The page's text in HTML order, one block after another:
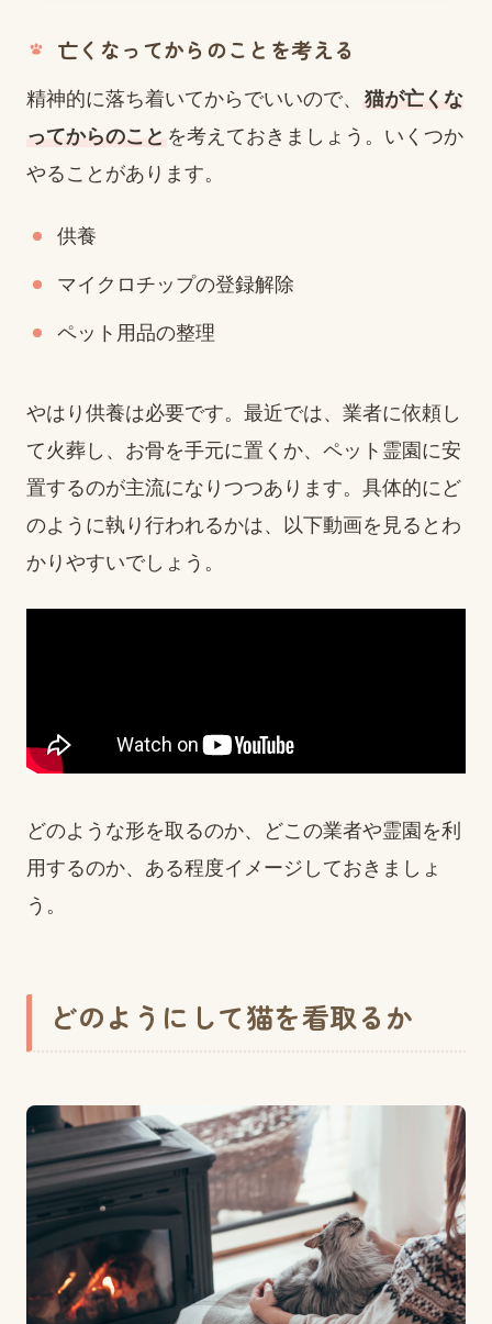
亡くなってからのことを考える
精神的に落ち着いてからでいいので、 猫が亡くな
ってからのこと を考えておきましょう。いくつか
やることがあります。
供養
マイクロチップの登録解除
ペット用品の整理
やはり供養は必要です。最近では、業者に依頼し
て火葬し、お骨を手元に置くか、ペット霊園に安
置するのが主流になりつつあります。具体的にど
のように執り行われるかは、以下動画を見るとわ
かりやすいでしょう。
どのような形を取るのか、どこの業者や霊園を利
用するのか、ある程度イメージしておきましょ
う。
どのようにして猫を看取るか